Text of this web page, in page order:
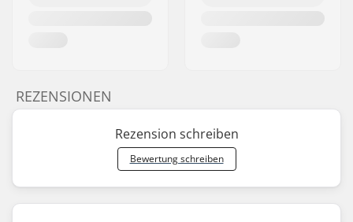
REZENSIONEN
Rezension schreiben
Bewertung schreiben